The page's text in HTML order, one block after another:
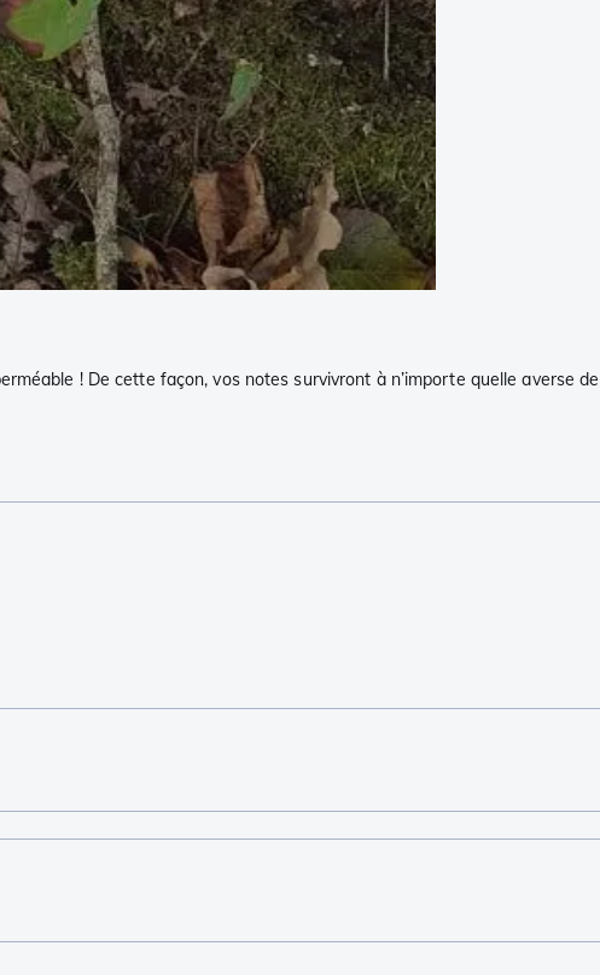
! De cette façon, vos notes survivront à n’importe quelle averse de